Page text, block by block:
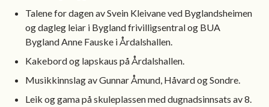
Talene for dagen av Svein Kleivane ved Byglandsheimen
og dagleg leiar i Bygland frivilligsentral og BUA
Bygland Anne Fauske i Årdalshallen.
Kakebord og lapskaus på Årdalshallen.
Musikkinnslag av Gunnar Åmund, Håvard og Sondre.
Leik og gama på skuleplassen med dugnadsinnsats av 8.